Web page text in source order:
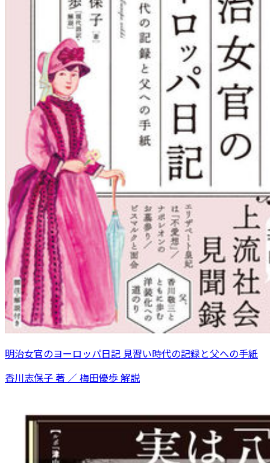
明治女官のヨーロッパ日記 見習い時代の記録と父への手紙
香川志保子 著 ／ 梅田優歩 解説